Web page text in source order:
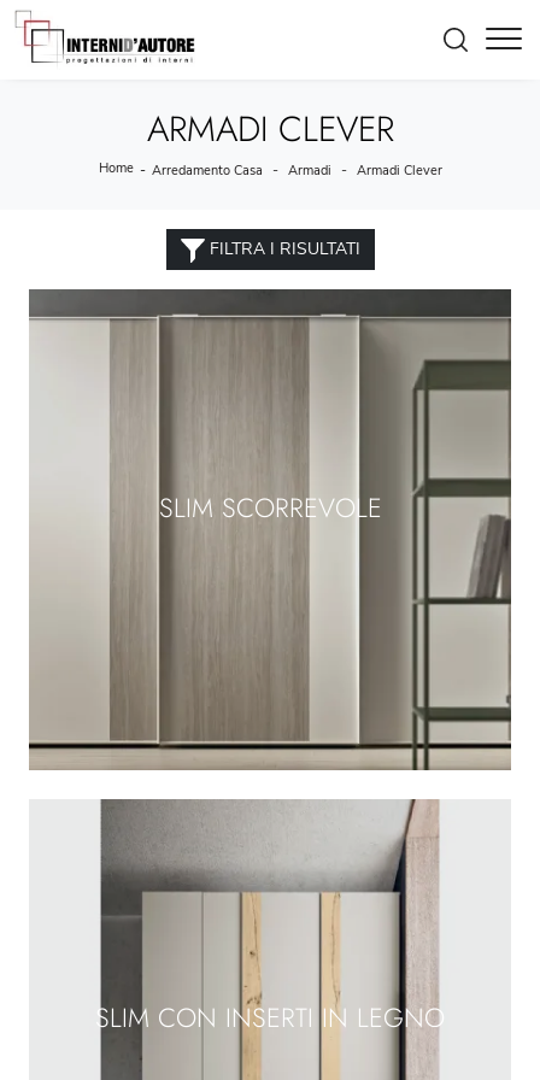
ARMADI CLEVER
Home - Arredamento Casa - Armadi - Armadi Clever
FILTRA I RISULTATI
SLIM SCORREVOLE
SLIM CON INSERTI IN LEGNO